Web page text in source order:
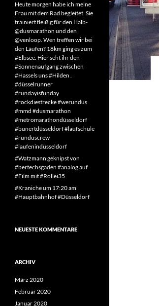
Heute morgen habe ich meine
Frau mit dem Rad begleitet. Sie
trainiert fleißig für den Halb-
@dusmarathon und den
@venloop. Wen treffen wir bei
den Läufen? 18km ging es zum
#Elbsee. Hier seht ihr den
#Sonnenaufgang zwischen
#Hassels uns #Hilden .
#düsselrunner
#rundayisfunday
#rockdiestrecke #werundus
#mmd #dusmarathon
#metromarathondüsseldorf
#bunertdüsseldorf #laufschule
#runduscrew
#laufenindüsseldorf
#Watzmann geknipst von
#bertechsgaden #analog auf
#Film mit #Rollei35
#Kraniche um 17:20 am
#Hauptbahnhof #Düsseldorf
NEUESTE KOMMENTARE
ARCHIV
März 2020
Februar 2020
Januar 2020